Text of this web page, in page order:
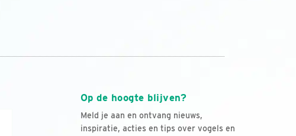
Op de hoogte blijven?
Meld je aan en ontvang nieuws,
inspiratie, acties en tips over vogels en